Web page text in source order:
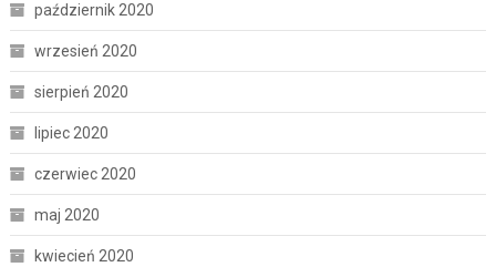
październik 2020
wrzesień 2020
sierpień 2020
lipiec 2020
czerwiec 2020
maj 2020
kwiecień 2020